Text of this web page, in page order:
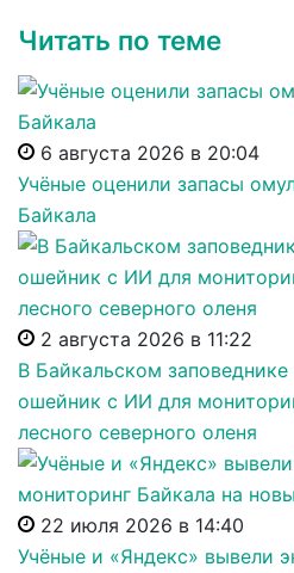
Читать по теме
6 августа 2026 в 20:04
Учёные оценили запасы
Байкала
2 августа 2026 в 11:22
В Байкальском
ошейник с ИИ для
лесного северного оленя
22 июля 2026 в 14:40
Учёные и «Яндекс» вывели